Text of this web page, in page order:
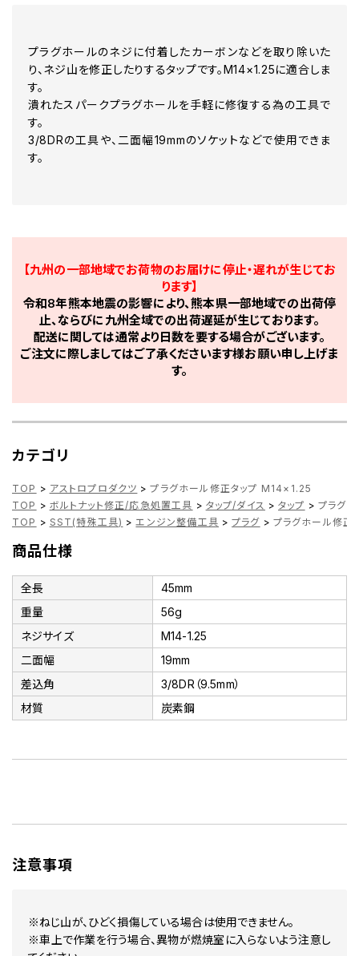
プラグホールのネジに付着したカーボンなどを取り除いた
り、ネジ山を修正したりするタップです。M14×1.25に適合しま
す。
潰れたスパークプラグホールを手軽に修復する為の工具で
す。
3/8DRの工具や、二面幅19mmのソケットなどで使用できま
す。
【九州の一部地域でお荷物のお届けに停止・遅れが生じてお
ります】
令和8年熊本地震の影響により、熊本県一部地域での出荷停
止、ならびに九州全域での出荷遅延が生じております。
配送に関しては通常より日数を要する場合がございます。
ご注文に際しましてはご了承くださいます様お願い申し上げま
す。
カテゴリ
TOP > アストロプロダクツ > プラグホール修正タップ M14×1.25
TOP > ボルトナット修正/応急処置工具 > タップ/ダイス > タップ > プラグ
TOP > SST(特殊工具) > エンジン整備工具 > プラグ > プラグホール修
商品仕様
全長
45mm
重量
56g
ネジサイズ
M14-1.25
二面幅
19mm
差込角
3/8DR（9.5mm）
材質
炭素鋼
注意事項
※ねじ山が、ひどく損傷している場合は使用できません。
※車上で作業を行う場合、異物が燃焼室に入らないよう注意し